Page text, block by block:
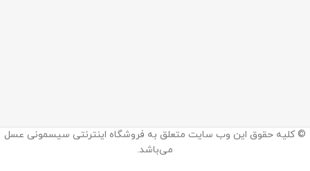
اینستاگرام:
@sismooni_asal
© کلیه حقوق این وب سایت متعلق به فروشگاه اینترنتی سیسمونی عسل
می‌باشد.